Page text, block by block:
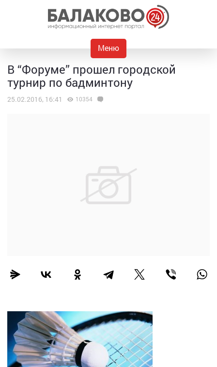
Меню
В “Форуме” прошел городской
турнир по бадминтону
25.02.2016, 16:41 10354